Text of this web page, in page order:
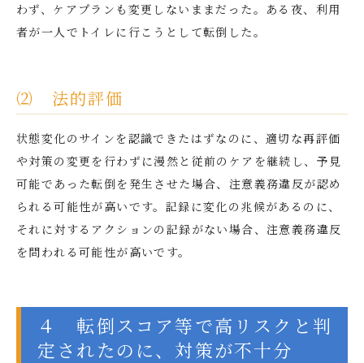
わず、ケアプランも変更しないままだった。ある夜、利用
者が一人でトイレに行こうとして転倒した。
⑵ 法的評価
状態変化のサインを認識できたはずなのに、適切な再評価
や対策の変更を行わずに漫然と従前のケアを継続し、予見
可能であった転倒を発生させた場合、注意義務違反が認め
られる可能性が高いです。記録に変化の兆候があるのに、
それに対するアクションの記録がない場合、注意義務違反
を問われる可能性が高いです。
４ 転倒スコア等で高リスクと判
定されたのに、対策が不十分